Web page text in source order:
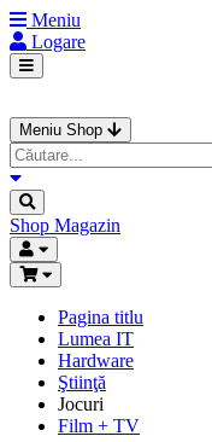
Meniu
Logare
Meniu Shop
Shop Magazin
Pagina titlu
Lumea IT
Hardware
Ştiinţă
Jocuri
Film + TV